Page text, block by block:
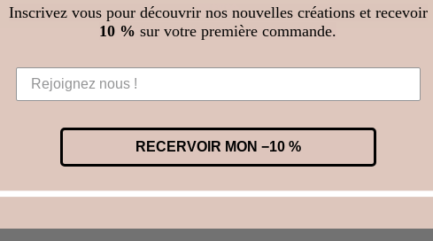
寫評論
送貨及退貨
Le Lissier 提供送貨上門服務、到中轉點或郵局的服
務，如果尺寸不合腳，還可以為您提供運動鞋退貨服
Inscrivez vous pour découvrir nos nouvelles créations et recevoir
10 % sur votre première commande.
RECERVOIR MON −10 %